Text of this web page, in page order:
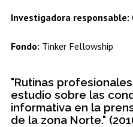
Investigadora responsable:
Fondo: Tinker Fellowship
"Rutinas
estudio sobre las
informativa en la
de la zona Norte."